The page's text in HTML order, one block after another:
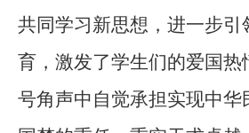
共同学习新思想，进一步引
育，激发了学生们的爱国热
号角声中自觉承担实现中华